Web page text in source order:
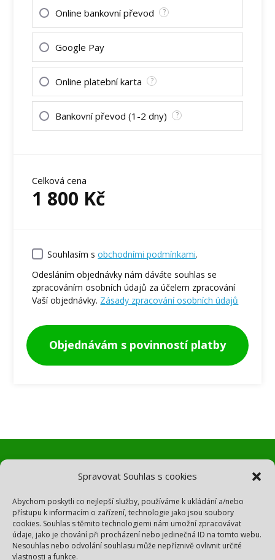
Spravovat Souhlas s cookies
Abychom poskytli co nejlepší služby, používáme k ukládání a/nebo
přístupu k informacím o zařízení, technologie jako jsou soubory
cookies. Souhlas s těmito technologiemi nám umožní zpracovávat
údaje, jako je chování při procházení nebo jedinečná ID na tomto webu.
Nesouhlas nebo odvolání souhlasu může nepříznivě ovlivnit určité
vlastnosti a funkce.
Online bankovní převod ?
Google Pay
Online platební karta ?
Bankovní převod (1-2 dny) ?
Celková cena
1 800 Kč
Souhlasím sobchodními podmínkami.
Odesláním objednávky nám dáváte souhlas se
zpracováním osobních údajů za účelem zpracování
Vaší objednávky. Zásady zpracování osobních údajů
Objednávám s povinností platby
Potřebujete pomoc?
Napište mi na fyzio@zuzkastraznicka.cz.